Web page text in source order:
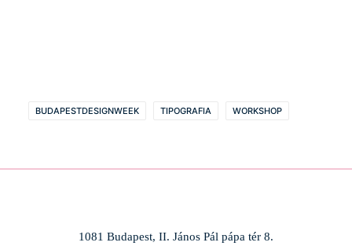
BUDAPESTDESIGNWEEK TIPOGRAFIA WORKSHOP
1081 Budapest, II. János Pál pápa tér 8.